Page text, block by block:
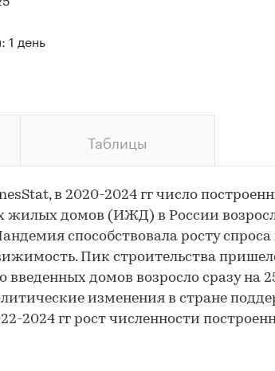
1 день
Таблицы
в 2020-2024 гг число
жилых домов (ИЖД) в России
способствовала росту спроса
Пик строительства
введенных домов возросло сразу на
изменения в стране
2024 гг рост численности